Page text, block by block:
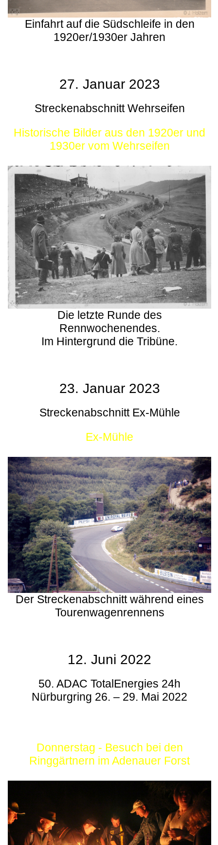
Einfahrt auf die Südschleife in den
1920er/1930er Jahren
27. Januar 2023
Streckenabschnitt Wehrseifen
Historische Bilder aus den 1920er und
1930er vom Wehrseifen
Die letzte Runde des
Rennwochenendes.
Im Hintergrund die Tribüne.
23. Januar 2023
Streckenabschnitt Ex-Mühle
Ex-Mühle
Der Streckenabschnitt während eines
Tourenwagenrennens
12. Juni 2022
50. ADAC TotalEnergies 24h
Nürburgring 26. – 29. Mai 2022
Donnerstag - Besuch bei den
Ringgärtnern im Adenauer Forst